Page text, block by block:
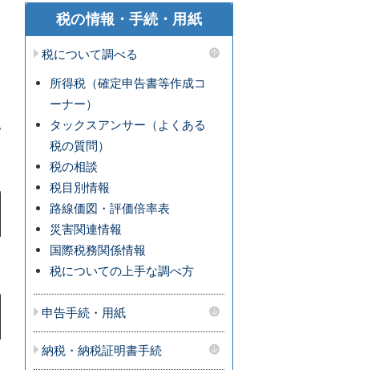
税の情報・手続・用紙
税について調べる
所得税（確定申告書等作成コ
ーナー）
タックスアンサー（よくある
税の質問）
税の相談
税目別情報
路線価図・評価倍率表
災害関連情報
国際税務関係情報
税についての上手な調べ方
申告手続・用紙
納税・納税証明書手続